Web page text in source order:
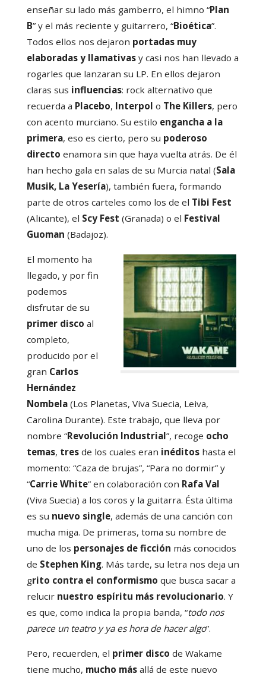
enseñar su lado más gamberro, el himno “Plan
B” y el más reciente y guitarrero, “Bioética”.
Todos ellos nos dejaron portadas muy
elaboradas y llamativasy casi nos han llevado a
rogarles que lanzaran su LP. En ellos dejaron
claras sus influencias: rock alternativo que
recuerda a Placebo, Interpol o The Killers, pero
con acento murciano. Su estilo engancha a la
primera, eso es cierto, pero su poderoso
directo enamora sin que haya vuelta atrás. De él
han hecho gala en salas de su Murcia natal (Sala
Musik, La Yesería), también fuera, formando
parte de otros carteles como los de el Tibi Fest
(Alicante), el Scy Fest (Granada) o el Festival
Guoman (Badajoz).
El momento ha
llegado, y por fin
podemos
disfrutar de su
primer disco al
completo,
producido por el
gran Carlos
Hernández
Nombela(Los Planetas, Viva Suecia, Leiva,
Carolina Durante). Este trabajo, que lleva por
nombre “Revolución Industrial”, recoge ocho
temas, tresde los cuales eran inéditoshasta el
momento: “Caza de brujas”, “Para no dormir” y
“Carrie White” en colaboración con Rafa Val
(Viva Suecia) a los coros y la guitarra. Ésta última
es su nuevo single, además de una canción con
mucha miga. De primeras, toma su nombre de
uno de los personajes de ficción más conocidos
de Stephen King. Más tarde, su letra nos deja un
grito contra el conformismo que busca sacar a
relucir nuestro espíritu más revolucionario. Y
es que, como indica la propia banda, “todo nos
parece un teatro y ya es hora de hacer algo”.
Pero, recuerden, el primer disco de Wakame
tiene mucho, mucho másallá de este nuevo